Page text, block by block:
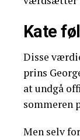
Kate
Disse
prins
at undgå
sommeren
Men selv